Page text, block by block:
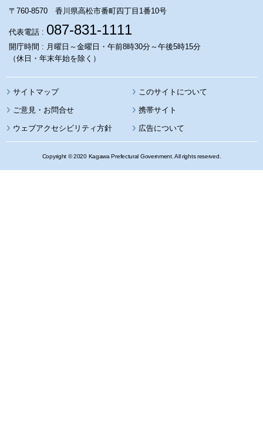
〒760-8570 香川県高松市番町四丁目1番10号
代表電話 : 087-831-1111
開庁時間 : 月曜日～金曜日・午前8時30分～午後5時15分
（休日・年末年始を除く）
サイトマップ このサイトについて
携帯サイト
ウェブアクセシビリティ方針 広告について
Copyright © 2020 Kagawa Prefectural Government. All rights reserved.